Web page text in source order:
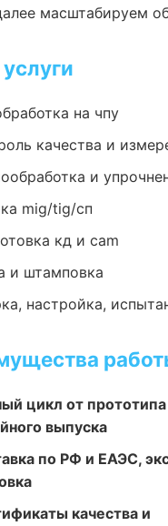
масштабируем
на чпу
качества и
и
mig/tig/сп
кд и cam
и штамповка
настройка,
цикл от
выпуска
по РФ и ЕАЭС,
качества и